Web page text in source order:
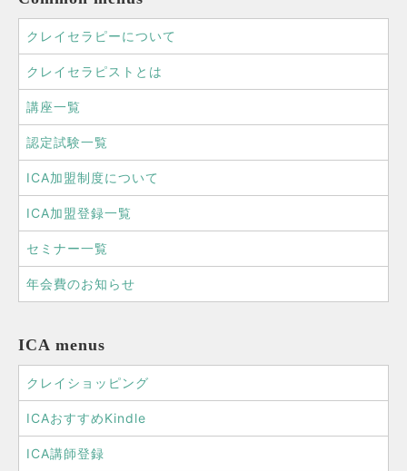
クレイセラピーについて
クレイセラピストとは
講座一覧
認定試験一覧
ICA加盟制度について
ICA加盟登録一覧
セミナー一覧
年会費のお知らせ
ICA menus
クレイショッピング
ICAおすすめKindle
ICA講師登録